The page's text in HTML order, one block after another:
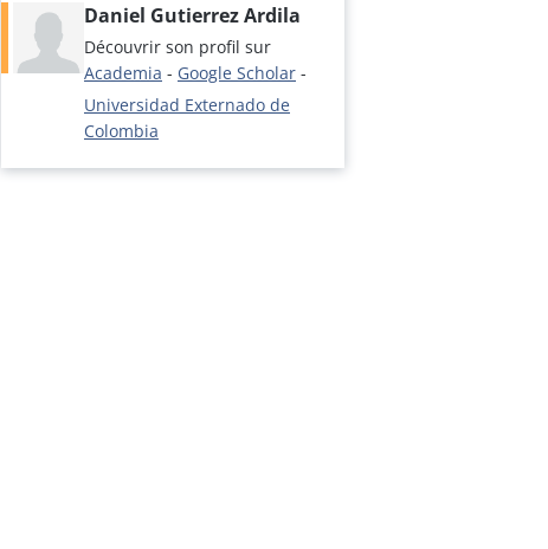
Daniel Gutierrez Ardila
Découvrir son profil sur
Academia - Google Scholar -
Universidad Externado de
Colombia